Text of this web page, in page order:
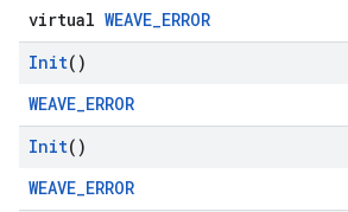
virtual WEAVE_ERROR
Init()
WEAVE_ERROR
Init()
WEAVE_ERROR